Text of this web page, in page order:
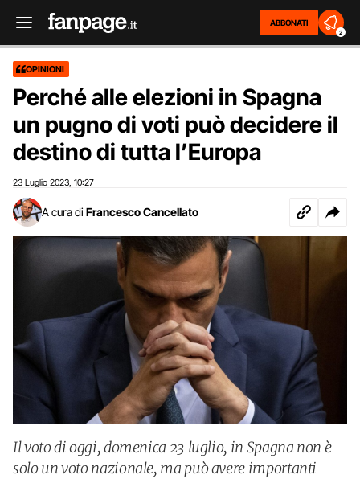
ABBONATI
2
OPINIONI
Perché alle elezioni in Spagna
un pugno di voti può decidere il
destino di tutta l’Europa
23 Luglio 2023 10:27
A cura di Francesco Cancellato
Il voto di oggi, domenica 23 luglio, in Spagna non è
solo un voto nazionale, ma può avere importanti